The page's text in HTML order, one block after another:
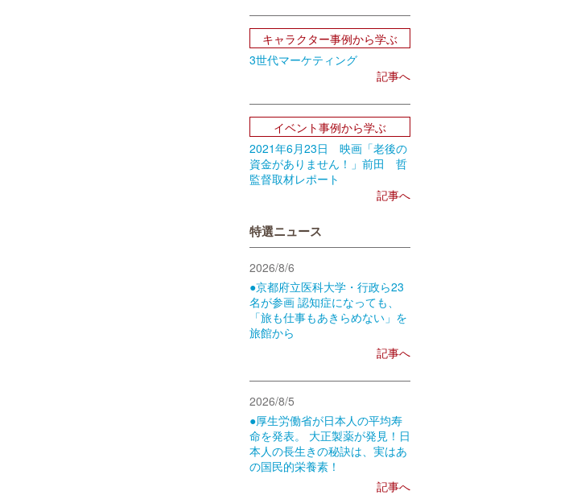
キャラクター事例から学ぶ
3世代マーケティング
記事へ
イベント事例から学ぶ
2021年6月23日 映画「老後の
資金がありません！」前田 哲
監督取材レポート
記事へ
特選ニュース
2026/8/6
●京都府立医科大学・行政ら23
名が参画 認知症になっても、
「旅も仕事もあきらめない」を
旅館から
記事へ
2026/8/5
●厚生労働省が日本人の平均寿
命を発表。 大正製薬が発見！日
本人の長生きの秘訣は、実はあ
の国民的栄養素！
記事へ